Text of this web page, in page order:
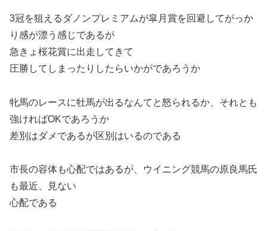
3冠を狙えるダノンプレミアムが皐月賞を回避してがっか
り感が漂う感じであるが
急きょ桜花賞に出走してきて
圧勝してしまったりしたらいかがであろうか
牝馬のレースに牡馬が出るなんてと怒られるか、それとも
強ければOKであろうか
差別はダメであるが区別はいるのである
市長の容体も心配ではあるが、ウイニング競馬の原良馬氏
も最近、見ない
心配である